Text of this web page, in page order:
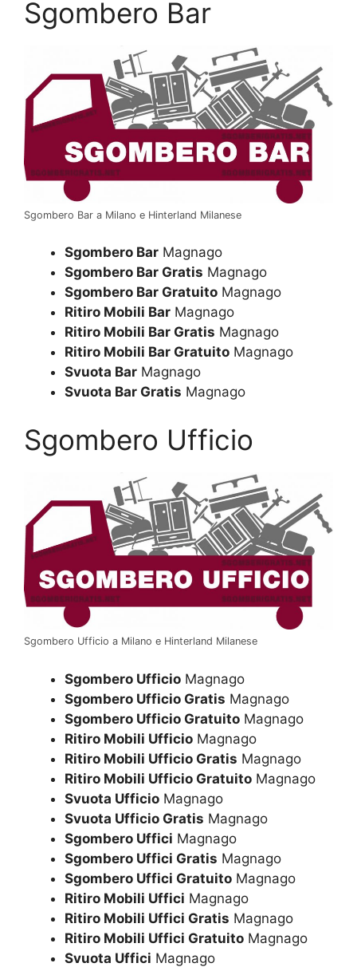
Sgombero Bar
Sgombero Bar a Milano e Hinterland Milanese
Sgombero Bar Magnago
Sgombero Bar Gratis Magnago
Sgombero Bar Gratuito Magnago
Ritiro Mobili Bar Magnago
Ritiro Mobili Bar Gratis Magnago
Ritiro Mobili Bar Gratuito Magnago
Svuota Bar Magnago
Svuota Bar Gratis Magnago
Sgombero Ufficio
Sgombero Ufficio a Milano e Hinterland Milanese
Sgombero Ufficio Magnago
Sgombero Ufficio Gratis Magnago
Sgombero Ufficio Gratuito Magnago
Ritiro Mobili Ufficio Magnago
Ritiro Mobili Ufficio Gratis Magnago
Ritiro Mobili Ufficio Gratuito Magnago
Svuota Ufficio Magnago
Svuota Ufficio Gratis Magnago
Sgombero Uffici Magnago
Sgombero Uffici Gratis Magnago
Sgombero Uffici Gratuito Magnago
Ritiro Mobili Uffici Magnago
Ritiro Mobili Uffici Gratis Magnago
Ritiro Mobili Uffici Gratuito Magnago
Svuota Uffici Magnago